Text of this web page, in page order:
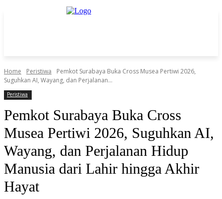
Home Peristiwa
Pemkot Surabaya Buka Cross Musea Pertiwi 2026,
Suguhkan AI, Wayang, dan Perjalanan...
Peristiwa
Pemkot Surabaya Buka Cross
Musea Pertiwi 2026, Suguhkan AI,
Wayang, dan Perjalanan Hidup
Manusia dari Lahir hingga Akhir
Hayat